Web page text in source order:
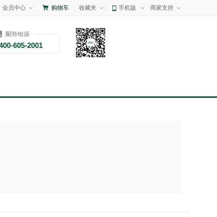
会员中心 购物车 收藏夹 手机版 商家支持
605-2001